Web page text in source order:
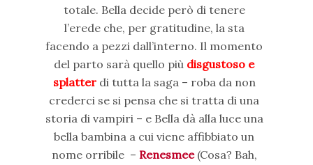
totale. Bella decide però di tenere
l’erede che, per gratitudine, la sta
facendo a pezzi dall’interno. Il momento
del parto sarà quello più disgustoso e
splatterdi tutta la saga – roba da non
crederci se si pensa che si tratta di una
storia di vampiri – e Bella dà alla luce una
bella bambina a cui viene affibbiato un
nome orribile – Renesmee(Cosa? Bah,